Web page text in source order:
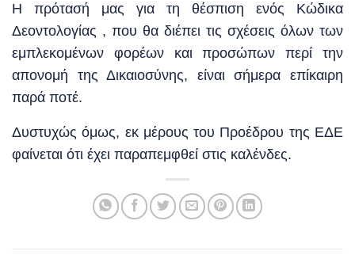
Η πρότασή μας για τη θέσπιση ενός Κώδικα
Δεοντολογίας , που θα διέπει τις σχέσεις όλων των
εμπλεκομένων φορέων και προσώπων περί την
απονομή της Δικαιοσύνης, είναι σήμερα επίκαιρη
παρά ποτέ.
Δυστυχώς όμως, εκ μέρους του Προέδρου της ΕΔΕ
φαίνεται ότι έχει παραπεμφθεί στις καλένδες.